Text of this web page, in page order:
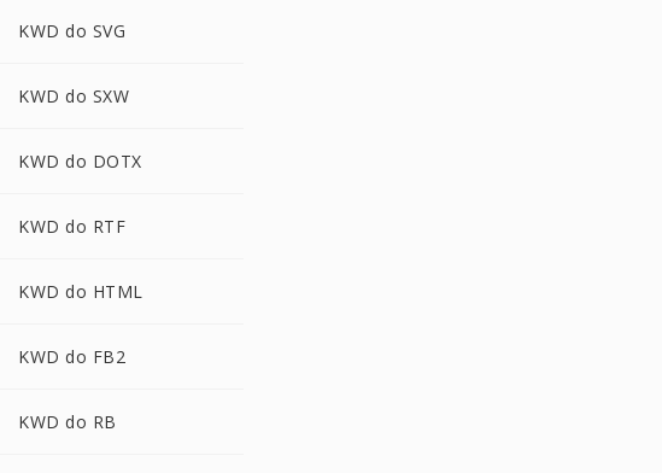
KWD do SVG
KWD do SXW
KWD do DOTX
KWD do RTF
KWD do HTML
KWD do FB2
KWD do RB